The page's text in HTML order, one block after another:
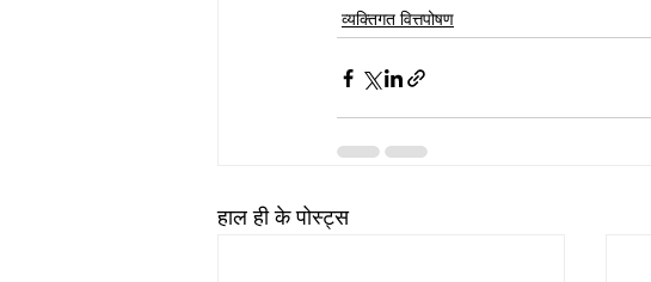
व्यक्तिगत वित्तपोषण
हाल ही के पोस्ट्स